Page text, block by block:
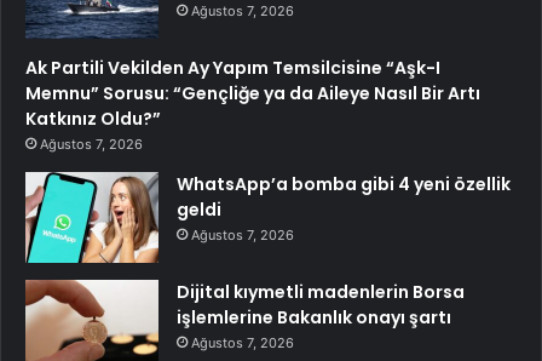
Ağustos 7, 2026
Ak Partili Vekilden Ay Yapım Temsilcisine “Aşk-I
Memnu” Sorusu: “Gençliğe ya da Aileye Nasıl Bir Artı
Katkınız Oldu?”
Ağustos 7, 2026
WhatsApp’a bomba gibi 4 yeni özellik
geldi
Ağustos 7, 2026
Dijital kıymetli madenlerin Borsa
işlemlerine Bakanlık onayı şartı
Ağustos 7, 2026